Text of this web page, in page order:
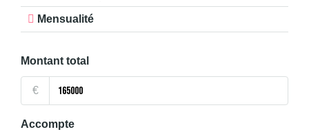
Mensualité
Montant total
€
Accompte